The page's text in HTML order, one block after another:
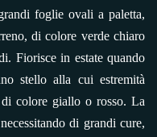
foglie ovali a paletta,
di colore verde chiaro
Fiorisce in estate quando
stello alla cui estremità
colore giallo o rosso. La
di grandi cure,